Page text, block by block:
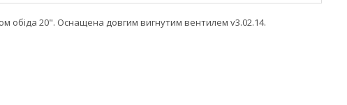
обіда 20". Оснащена довгим вигнутим вентилем v3.02.14.